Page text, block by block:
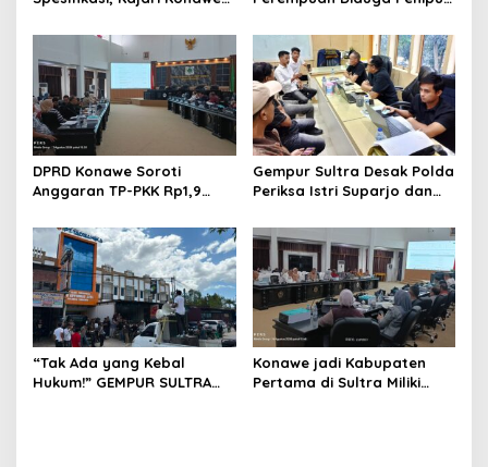
Rupbasan Rp1,9 Miliar
Dihentikan
Rp588,1 Juta
DPRD Konawe Soroti
Anggaran TP-PKK Rp1,9
untuk Perjalanan Dinas
Gempur Sultra Desak Polda
Periksa Istri Suparjo dan
Kasus Tambang Ilegal
“Tak Ada yang Kebal
Hukum!” GEMPUR SULTRA
Konawe jadi Kabupaten
Pertama di Sultra Miliki